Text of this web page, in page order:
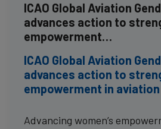
ICAO Global Aviation
advances action to
empowerment…
ICAO Global Aviation
advances action to
empowerment in aviation
Advancing women’s